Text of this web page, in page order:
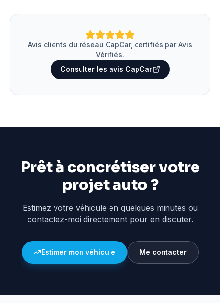
Avis clients du réseau CapCar, certifiés par Avis
Vérifiés.
Consulter les avis CapCar
Prêt à concrétiser votre
projet auto ?
Estimez votre véhicule en quelques minutes ou
contactez-moi directement pour en discuter.
Estimer mon véhicule Me contacter